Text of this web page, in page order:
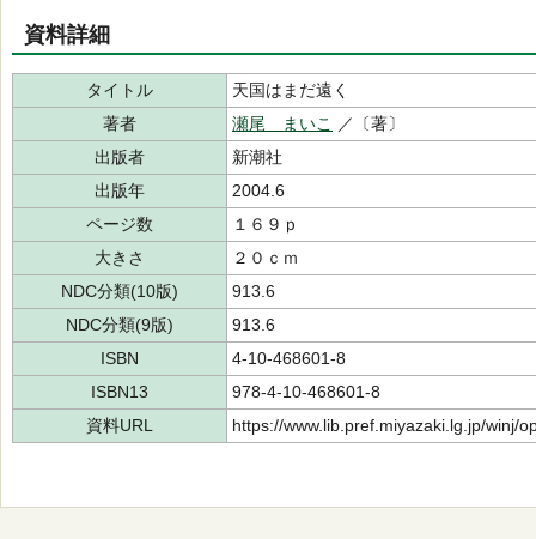
資料詳細
タイトル
天国はまだ遠く
著者
瀬尾 まいこ
／〔著〕
出版者
新潮社
出版年
2004.6
ページ数
１６９ｐ
大きさ
２０ｃｍ
NDC分類(10版)
913.6
NDC分類(9版)
913.6
ISBN
4-10-468601-8
ISBN13
978-4-10-468601-8
資料URL
https://www.lib.pref.miyazaki.lg.jp/winj/